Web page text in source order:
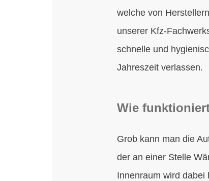
welche von
unserer Kfz-
schnelle und
Jahreszeit verlassen.
Wie
Grob kann man die
der an einer Stelle
Innenraum wird